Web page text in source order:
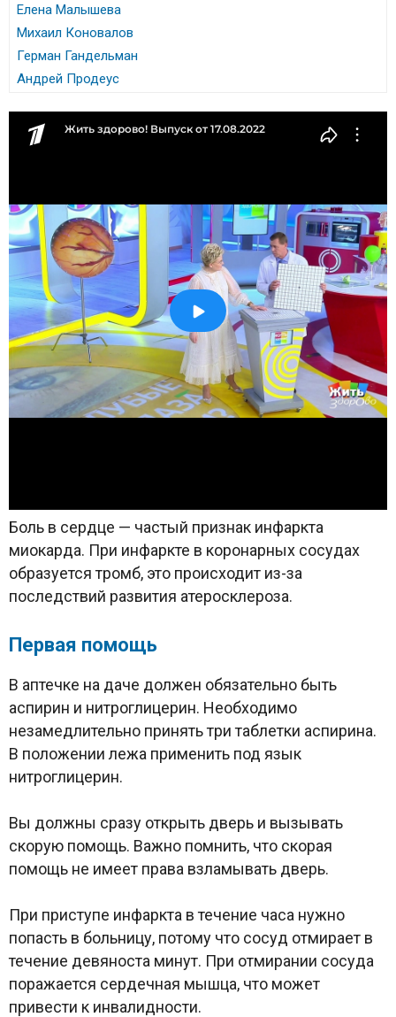
Елена Малышева
Михаил Коновалов
Герман Гандельман
Андрей Продеус
Боль в сердце — частый признак инфаркта
миокарда. При инфаркте в коронарных сосудах
образуется тромб, это происходит из-за
последствий развития атеросклероза.
Первая помощь
В аптечке на даче должен обязательно быть
аспирин и нитроглицерин. Необходимо
незамедлительно принять три таблетки аспирина.
В положении лежа применить под язык
нитроглицерин.
Вы должны сразу открыть дверь и вызывать
скорую помощь. Важно помнить, что скорая
помощь не имеет права взламывать дверь.
При приступе инфаркта в течение часа нужно
попасть в больницу, потому что сосуд отмирает в
течение девяноста минут. При отмирании сосуда
поражается сердечная мышца, что может
привести к инвалидности.